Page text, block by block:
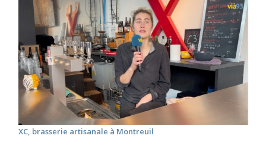
XC, brasserie artisanale à Montreuil